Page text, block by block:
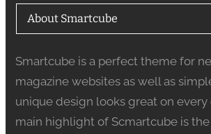
About Smartcube
Smartcube is a perfect theme for
magazine websites as well as
unique design looks great on every
main highlight of Scmartcube is